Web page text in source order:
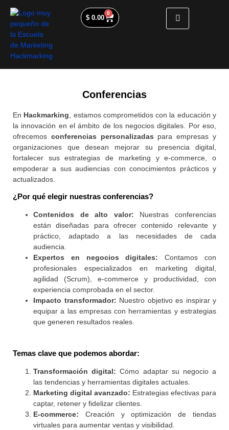
$0.00
0
Conferencias
En Hackmarking , estamos comprometidos con la educación y
la innovación en el ámbito de los negocios digitales. Por eso,
ofrecemos conferencias personalizadas para empresas y
organizaciones que desean mejorar su presencia digital,
fortalecer sus estrategias de marketing y e-commerce, o
empoderar a sus audiencias con conocimientos prácticos y
actualizados.
¿Por qué elegir nuestras conferencias?
Contenidos de alto valor: Nuestras conferencias
están diseñadas para ofrecer contenido relevante y
práctico, adaptado a las necesidades de cada
audiencia.
Expertos en negocios digitales: Contamos con
profesionales especializados en marketing digital,
agilidad (Scrum), e-commerce y productividad, con
experiencia comprobada en el sector.
Impacto transformador: Nuestro objetivo es inspirar y
equipar a las empresas con herramientas y estrategias
que generen resultados reales.
Temas clave que podemos abordar:
Transformación digital: Cómo adaptar su negocio a
las tendencias y herramientas digitales actuales.
Marketing digital avanzado: Estrategias efectivas para
captar, retener y fidelizar clientes.
E-commerce: Creación y optimización de tiendas
virtuales para aumentar ventas y visibilidad.